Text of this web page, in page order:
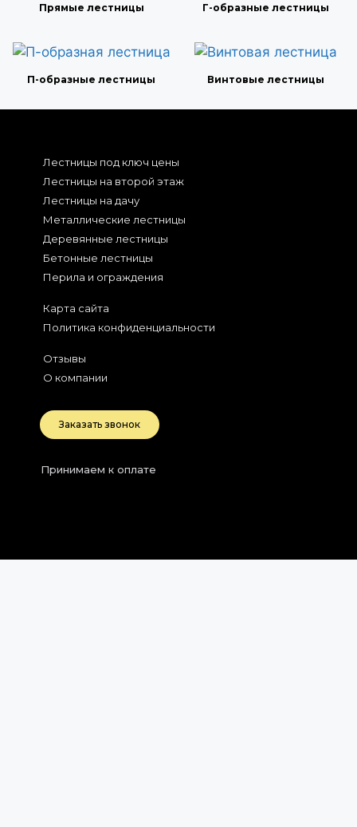
Прямые лестницы Г-образные лестницы
П-образные лестницы Винтовые лестницы
Лестницы под ключ цены
Лестницы на второй этаж
Лестницы на дачу
Металлические лестницы
Деревянные лестницы
Бетонные лестницы
Перила и ограждения
Карта сайта
Политика конфиденциальности
Отзывы
О компании
Заказать звонок
Принимаем к оплате